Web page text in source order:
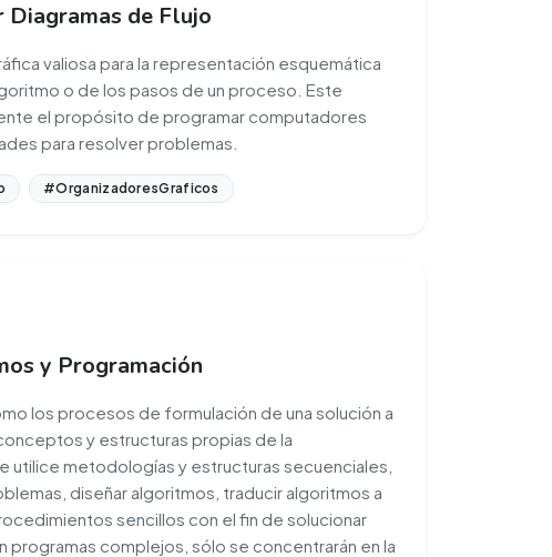
Diagramas de Flujo
valiosa para la representación esquemática
o de los pasos de un proceso. Este
el propósito de programar computadores
para resolver problemas.
#OrganizadoresGraficos
y Programación
los procesos de formulación de una solución a
y estructuras propias de la
utilice metodologías y estructuras secuenciales,
diseñar algoritmos, traducir algoritmos a
sencillos con el fin de solucionar
complejos, sólo se concentrarán en la